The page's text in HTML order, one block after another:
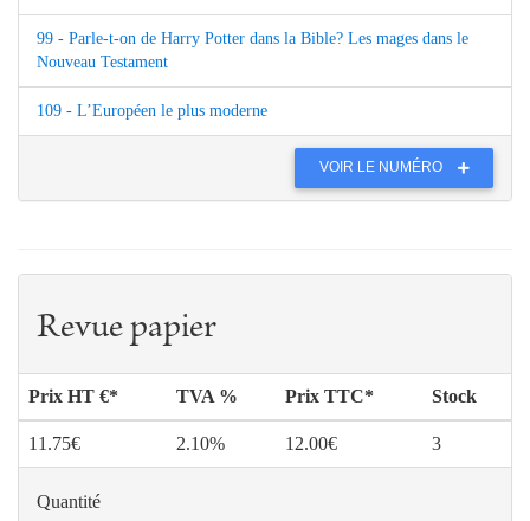
99 - Parle-t-on de Harry Potter dans la Bible? Les mages dans le
Nouveau Testament
109 - L’Européen le plus moderne
VOIR LE NUMÉRO
Revue papier
Prix HT €* TVA % Prix TTC* Stock
11.75€ 2.10% 12.00€ 3
Quantité